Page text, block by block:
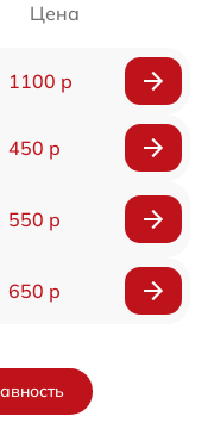
Цена
1100 р
450 р
550 р
650 р